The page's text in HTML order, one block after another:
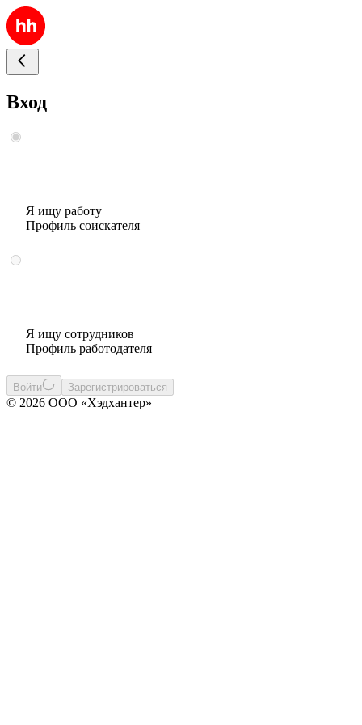
Вход
Я ищу работу
Профиль соискателя
Я ищу сотрудников
Профиль работодателя
Войти Зарегистрироваться
© 2026 ООО «Хэдхантер»